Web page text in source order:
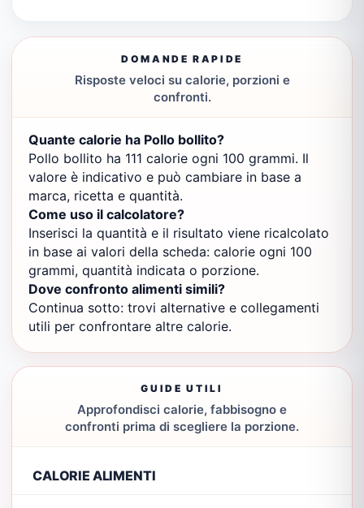
DOMANDE RAPIDE
Risposte veloci su calorie, porzioni e
confronti.
Quante calorie ha Pollo bollito?
Pollo bollito ha 111 calorie ogni 100 grammi. Il
valore è indicativo e può cambiare in base a
marca, ricetta e quantità.
Come uso il calcolatore?
Inserisci la quantità e il risultato viene ricalcolato
in base ai valori della scheda: calorie ogni 100
grammi, quantità indicata o porzione.
Dove confronto alimenti simili?
Continua sotto: trovi alternative e collegamenti
utili per confrontare altre calorie.
GUIDE UTILI
Approfondisci calorie, fabbisogno e
confronti prima di scegliere la porzione.
CALORIE ALIMENTI